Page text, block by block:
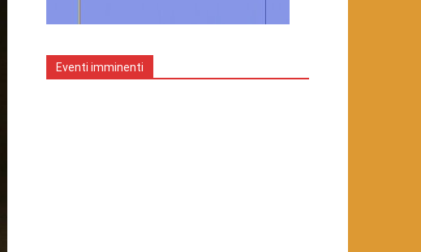
Eventi imminenti